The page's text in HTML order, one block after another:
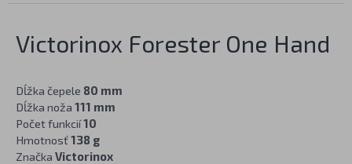
Victorinox Forester One Hand
Dĺžka čepele 80 mm
Dĺžka noža 111 mm
Počet funkcií10
Hmotnosť 138 g
Značka Victorinox